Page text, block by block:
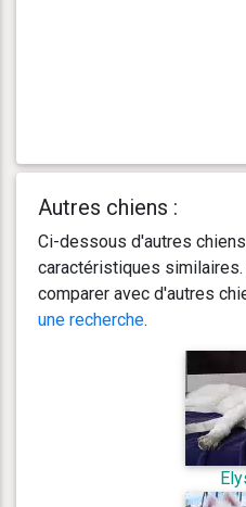
Autres chiens :
Ci-dessous d'autres
caractéristiques
comparer avec d'autres
une recherche.